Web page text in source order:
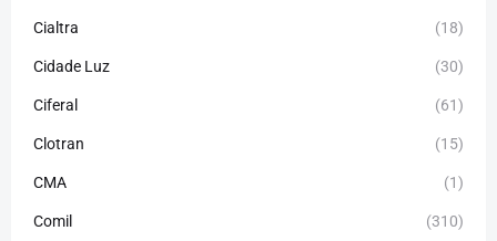
Cialtra (18)
Cidade Luz (30)
Ciferal (61)
Clotran (15)
CMA (1)
Comil (310)